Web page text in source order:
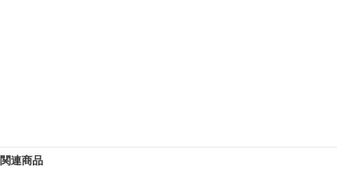
関連商品